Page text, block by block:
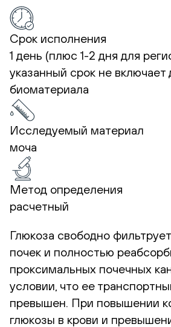
Срок исполнения
1 день (плюс 1-2 дня для
указанный срок не включает
биоматериала
Исследуемый материал
моча
Метод определения
расчетный
Глюкоза свободно
почек и полностью
проксимальных почечных
условии, что ее
превышен. При повышении
глюкозы в крови и